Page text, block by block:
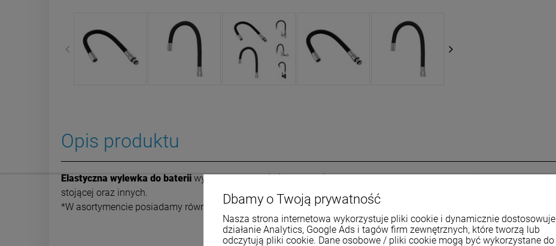
Opis produktu
Elastyczna wylewka do baterii wykonana ze
stojącej oraz innych.
*W asortymencie posiadamy również inne kolory wylewek.
Dbamy o Twoją prywatność
Nasza strona internetowa wykorzystuje pliki cookie i dynamicznie dostosowuje
działanie Analytics, Google Ads i tagów firm zewnętrznych, które tworzą lub
odczytują pliki cookie. Dane osobowe / pliki cookie mogą być wykorzystane do